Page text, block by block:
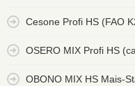
Cesone Profi HS (FAO
OSERO MIX Profi HS
OBONO MIX HS Mais-